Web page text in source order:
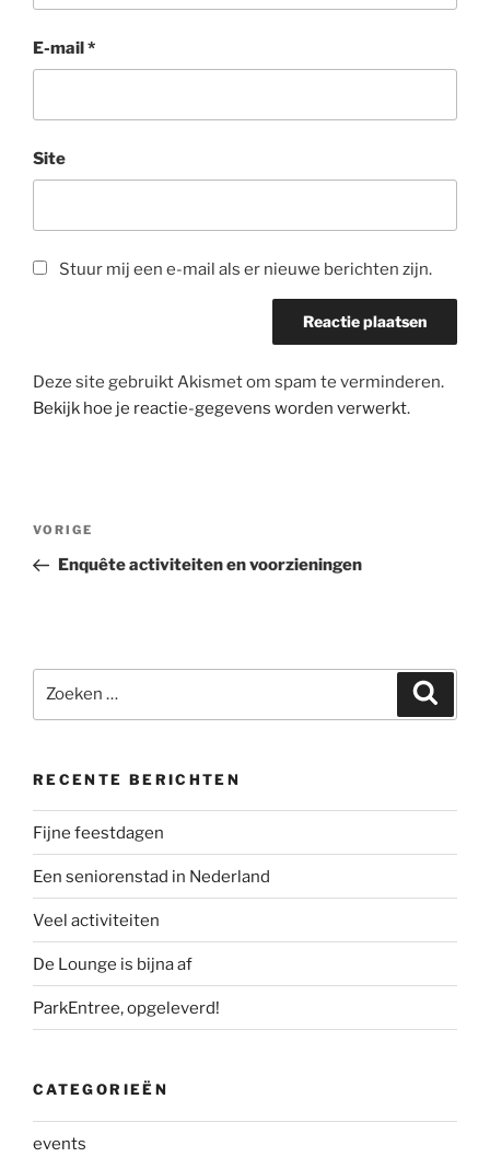
E-mail*
Site
Stuur mij een e-mail als er nieuwe berichten zijn.
Deze site gebruikt Akismet om spam te verminderen.
Bekijk hoe je reactie-gegevens worden verwerkt.
Berichtnavigatie
Vorig
bericht
VORIGE
Enquête activiteiten en voorzieningen
naar:
RECENTE BERICHTEN
Fijne feestdagen
Een seniorenstad in Nederland
Veel activiteiten
De Lounge is bijna af
ParkEntree, opgeleverd!
CATEGORIEËN
events